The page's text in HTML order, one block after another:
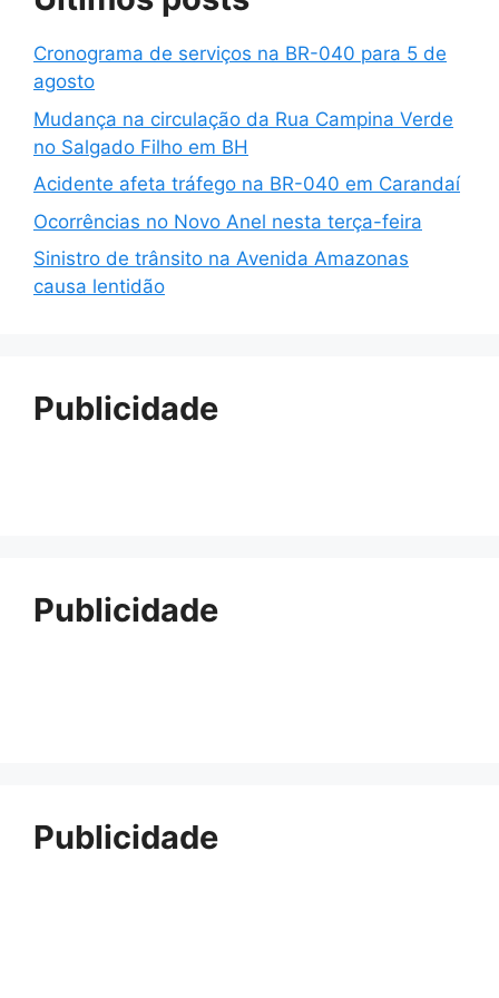
Cronograma de serviços na BR-040 para 5 de
agosto
Mudança na circulação da Rua Campina Verde
no Salgado Filho em BH
Acidente afeta tráfego na BR-040 em Carandaí
Ocorrências no Novo Anel nesta terça-feira
Sinistro de trânsito na Avenida Amazonas
causa lentidão
Publicidade
Publicidade
Publicidade